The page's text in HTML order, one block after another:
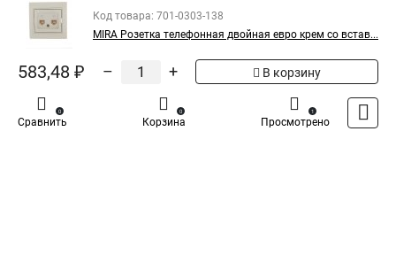
Код товара: 701-0303-138
MIRA Розетка телефонная двойная евро крем со встав...
583,48 ₽ – + В корзину
Сравнить
0
Корзина
0
Просмотрено
1